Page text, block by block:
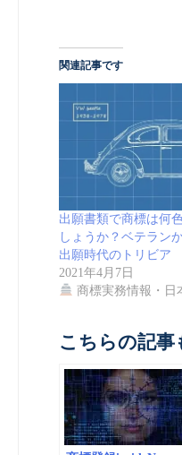
関連記事です
出願書類で商標は何
しょうか？ベテラン
出願時代のトリビア
2021年4月7日
商標実務情報・日
こちらの記事